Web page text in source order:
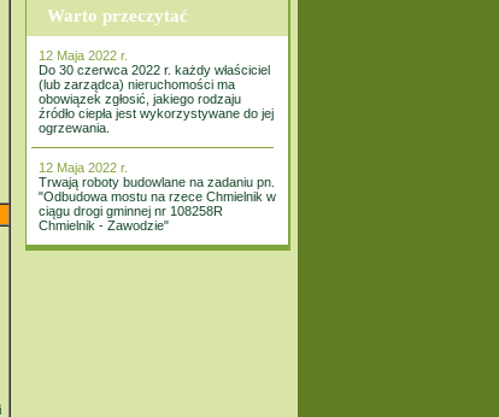
Warto przeczytać
12 Maja 2022 r.
Do 30 czerwca 2022 r. każdy właściciel
(lub zarządca) nieruchomości ma
obowiązek zgłosić, jakiego rodzaju
źródło ciepła jest wykorzystywane do jej
ogrzewania.
12 Maja 2022 r.
Trwają roboty budowlane na zadaniu pn.
"Odbudowa mostu na rzece Chmielnik w
ciągu drogi gminnej nr 108258R
Chmielnik - Zawodzie"